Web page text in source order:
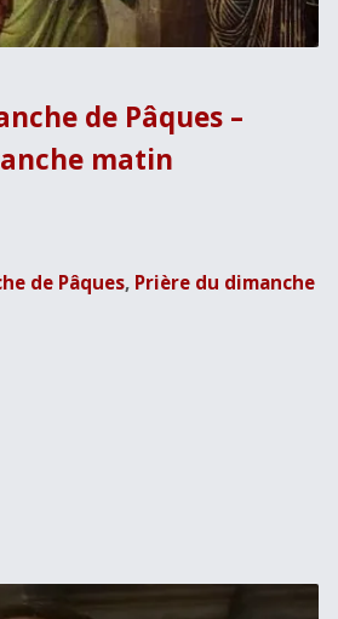
de Pâques –
matin
de Pâques, Prière du dimanche